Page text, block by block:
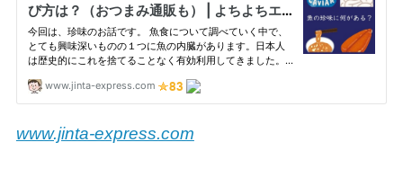
www.jinta-express.com